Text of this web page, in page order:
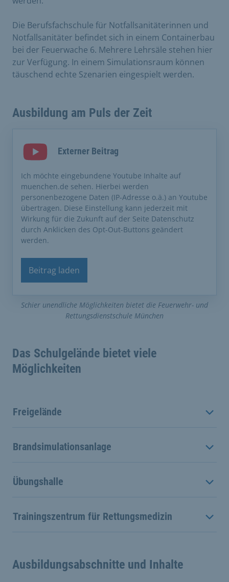
Die Berufsfachschule für Notfallsanitäterinnen und
Notfallsanitäter befindet sich in einem Containerbau
bei der Feuerwache 6. Mehrere Lehrsäle stehen hier
zur Verfügung. In einem Simulationsraum können
täuschend echte Szenarien eingespielt werden.
Ausbildung am Puls der Zeit
Externer Beitrag
Ich möchte eingebundene Youtube Inhalte auf
muenchen.de sehen. Hierbei werden
personenbezogene Daten (IP-Adresse o.ä.) an Youtube
übertragen. Diese Einstellung kann jederzeit mit
Wirkung für die Zukunft auf der Seite Datenschutz
durch Anklicken des Opt-Out-Buttons geändert
werden.
Beitrag laden
Schier unendliche Möglichkeiten bietet die Feuerwehr- und
Rettungsdienstschule München
Das Schulgelände bietet viele
Möglichkeiten
Freigelände
Brandsimulationsanlage
Übungshalle
Trainingszentrum für Rettungsmedizin
Ausbildungsabschnitte und Inhalte